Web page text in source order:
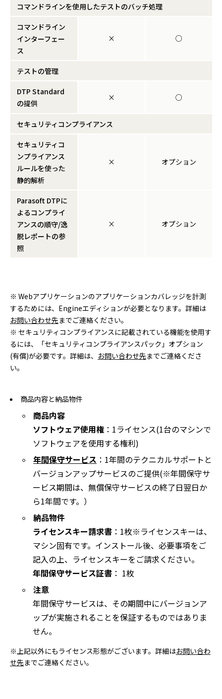
コマンドラインを使用したテストのバッチ処理
コマンドライン
インターフェー
ス
× ○
テストの管理
DTP Standard
の提供
× ○
セキュリティコンプライアンス
セキュリティコ
ンプライアンス
ルールを使った
静的解析
× オプション
Parasoft DTPに
よるコンプライ
アンスの順守/逸
脱レポートの参
照
× オプション
※ Webアプリケーションのアプリケーションカバレッジを計測
するためには、Engineエディションが必要となります。詳細は
お問い合わせ先までご連絡ください。
※ セキュリティコンプライアンスに記載されている機能を使用す
るには、「セキュリティコンプライアンスパック」オプション
(有償)が必要です。詳細は、 お問い合わせ先までご連絡くださ
い。
商品内容と納品物件
商品内容
ソフトウェア使用権 ：1ライセンス(1台のマシンで
ソフトウェアを使用する権利)
年間保守サービス ：1年間のテクニカルサポートと
バージョンアップサービスのご提供(※年間保守サ
ービス期間は、無償保守サービスの終了日翌日か
ら1年間です。）
納品物件
ライセンスキー請求書 ：1枚※ライセンスキーは、
マシン固有です。インストール後、必要事項をご
記入の上、ライセンスキーをご請求ください。
年間保守サービス証書 ： 1枚
注意
年間保守サービスは、その期間中にバージョンア
ップが実施されることを保証するものではありま
せん。
※上記以外にもライセンス形態がございます。詳細はお問い合わ
せ先までご連絡ください。